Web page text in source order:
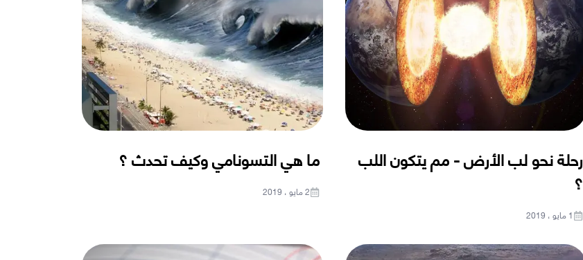
رحلة نحو لب الأرض - مم يتكون اللب
؟
1 مايو ، 2019
ما هي التسونامي وكيف تحدث ؟
2 مايو ، 2019